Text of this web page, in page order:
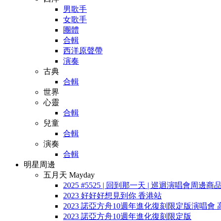
男歌手
女歌手
團體
合輯
西洋原聲帶
演奏
古典
合輯
世界
心靈
合輯
兒童
合輯
演奏
合輯
明星周邊
五月天 Mayday
2025 #5525 | 回到那一天 | 巡迴演唱會周邊商品
2023 好好好想見到你 香港站
2023 諾亞方舟10週年進化復刻限定版演唱會
2023 諾亞方舟10週年進化復刻限定版